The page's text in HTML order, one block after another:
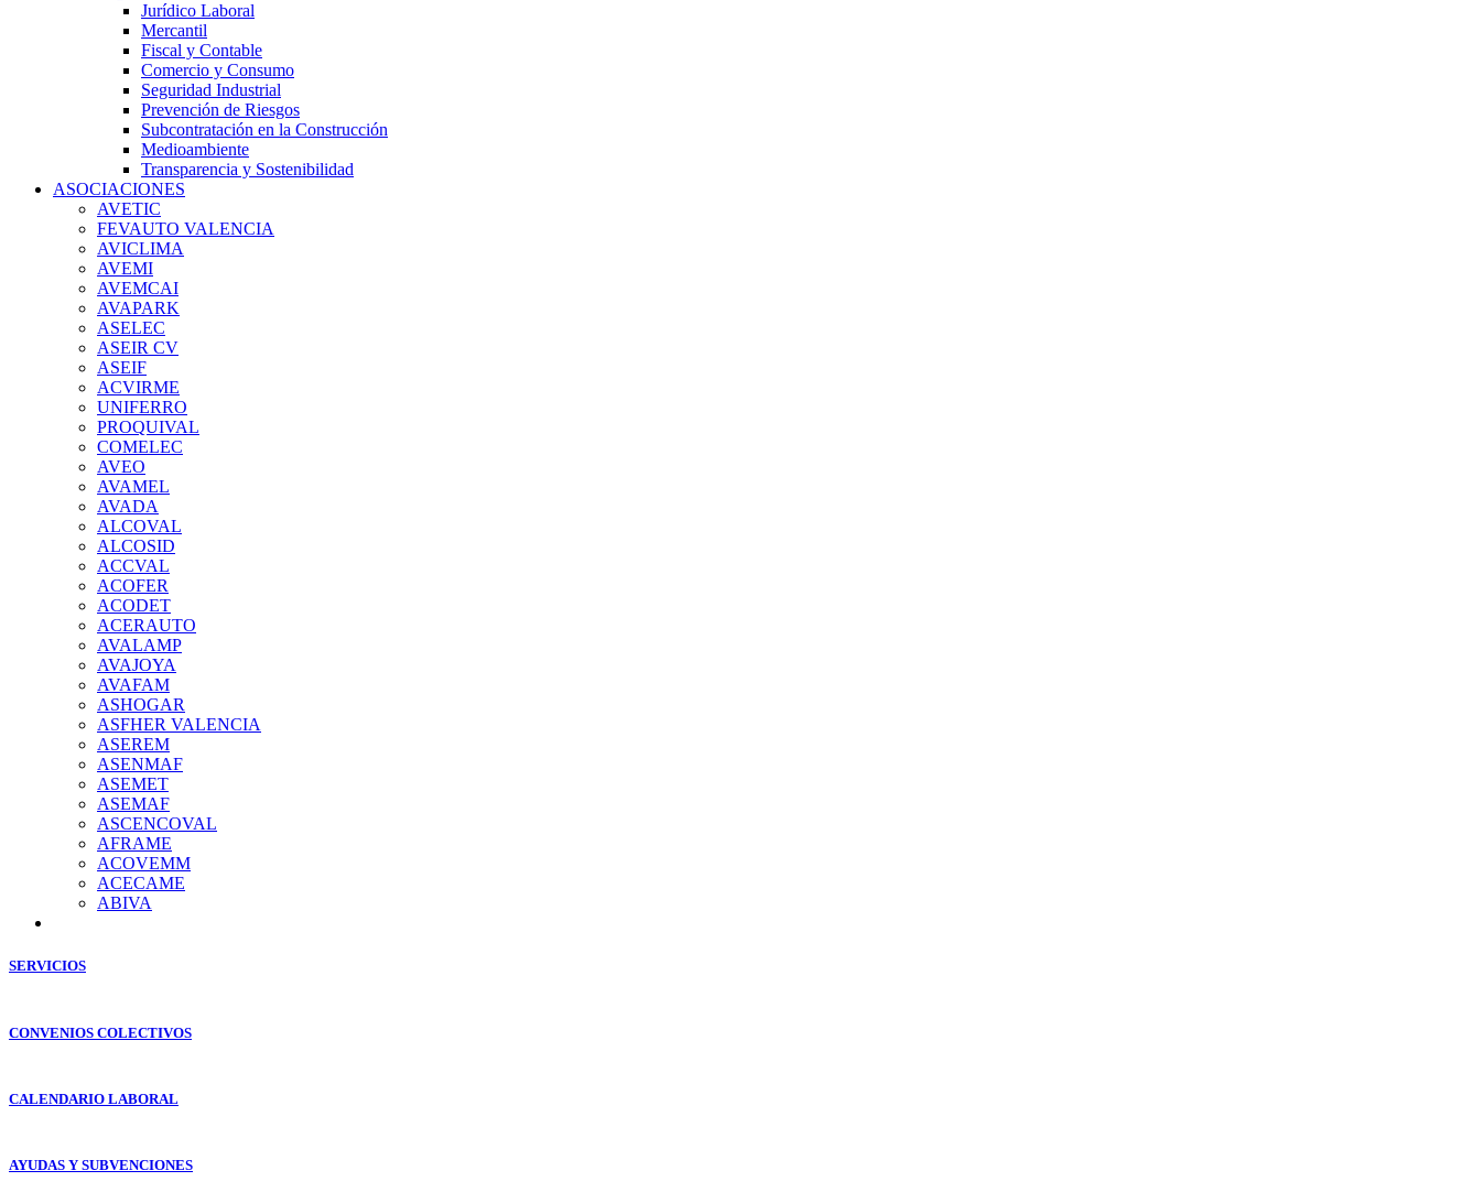
Jurídico Laboral
Mercantil
Fiscal y Contable
Comercio y Consumo
Seguridad Industrial
Prevención de Riesgos
Subcontratación en la Construcción
Medioambiente
Transparencia y Sostenibilidad
ASOCIACIONES
AVETIC
FEVAUTO VALENCIA
AVICLIMA
AVEMI
AVEMCAI
AVAPARK
ASELEC
ASEIR CV
ASEIF
ACVIRME
UNIFERRO
PROQUIVAL
COMELEC
AVEO
AVAMEL
AVADA
ALCOVAL
ALCOSID
ACCVAL
ACOFER
ACODET
ACERAUTO
AVALAMP
AVAJOYA
AVAFAM
ASHOGAR
ASFHER VALENCIA
ASEREM
ASENMAF
ASEMET
ASEMAF
ASCENCOVAL
AFRAME
ACOVEMM
ACECAME
ABIVA
SERVICIOS
CONVENIOS COLECTIVOS
CALENDARIO LABORAL
AYUDAS Y SUBVENCIONES